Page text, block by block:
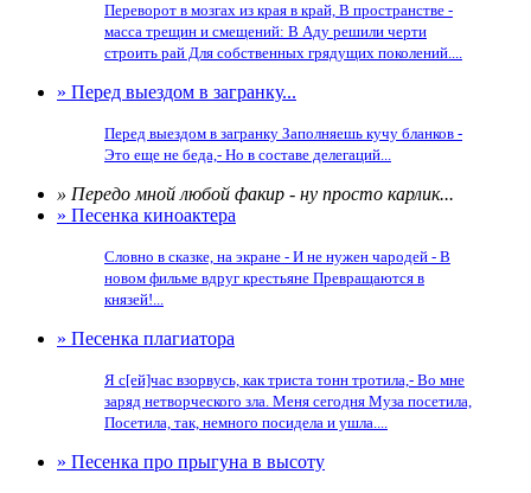
Переворот в мозгах из края в край, В пространстве -
масса трещин и смещений: В Аду решили черти
строить рай Для собственных грядущих поколений....
» Перед выездом в загранку...
Перед выездом в загранку Заполняешь кучу бланков -
Это еще не беда,- Но в составе делегаций...
» Передо мной любой факир - ну просто карлик...
» Песенка киноактера
Словно в сказке, на экране - И не нужен чародей - В
новом фильме вдруг крестьяне Превращаются в
князей!...
» Песенка плагиатора
Я с[ей]час взорвусь, как триста тонн тротила,- Во мне
заряд нетворческого зла. Меня сегодня Муза посетила,
Посетила, так, немного посидела и ушла....
» Песенка про прыгуна в высоту